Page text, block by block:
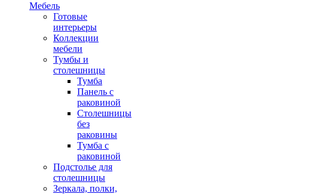
Мебель
Готовые
интерьеры
Коллекции
мебели
Тумбы и
столешницы
Тумба
Панель с
раковиной
Столешницы
без
раковины
Тумба с
раковиной
Подстолье для
столешницы
Зеркала, полки,